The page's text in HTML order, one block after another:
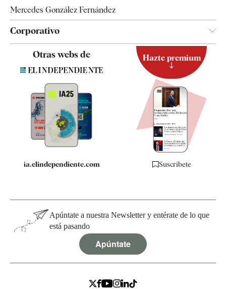
Mercedes González Fernández
Corporativo
Contacto
Quiénes somos
Especificaciones
Otras webs de
ia.elindependiente.com
Hazte premium
Suscríbete
Apúntate a nuestra Newsletter y entérate de lo que
está pasando
Apúntate